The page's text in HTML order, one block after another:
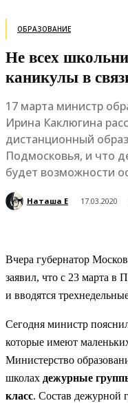
ОБРАЗОВАНИЕ
Не всех
каникулы в
17 марта министр
Ирина Каклюгина
дистанционный
Подмосковья, и что
будет возможности
Наташа Е 17.03.2020
Вчера губернатор
заявил, что с 23 марта в
и вводятся
Сегодня министр
которые имеют
Министерство
школах дежурные
класс. Состав дежурной